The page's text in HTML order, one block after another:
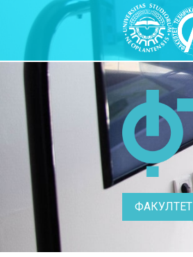
ФАКУЛТЕТ